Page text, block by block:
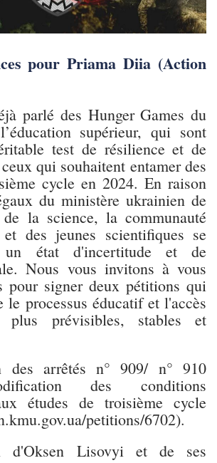
pour Priama Diia (Action
parlé des Hunger Games du
supérieur, qui sont
test de résilience et de
qui souhaitent entamer des
cycle en 2024. En raison
du ministère ukrainien de
la science, la communauté
des jeunes scientifiques se
un état d'incertitude et de
Nous vous invitons à vous
pour signer deux pétitions qui
le processus éducatif et l'accès
plus prévisibles, stables et
des arrêtés n° 909/ n° 910
des conditions
études de troisième cycle
petitions/6702).
d'Oksen Lisovyi et de ses